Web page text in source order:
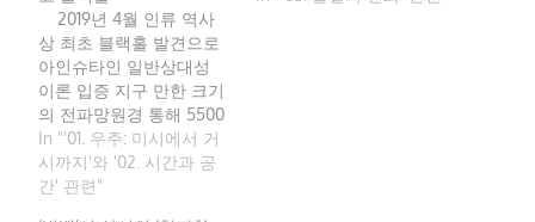
2019년 4월 인류 역사
상 최초 블랙홀 발견으로
아인슈타인 일반상대성
이론 입증 지구 만한 크기
의 전파망원경 통해 5500
만 광년 거리 초대질량 블
랙홀 관측 성공 2016년엔
블랙홀 간 충돌의 흔적 중
In "'01. 우주: 미시에서 거
시까지'와 '02. 시간과 공
간' 관련"